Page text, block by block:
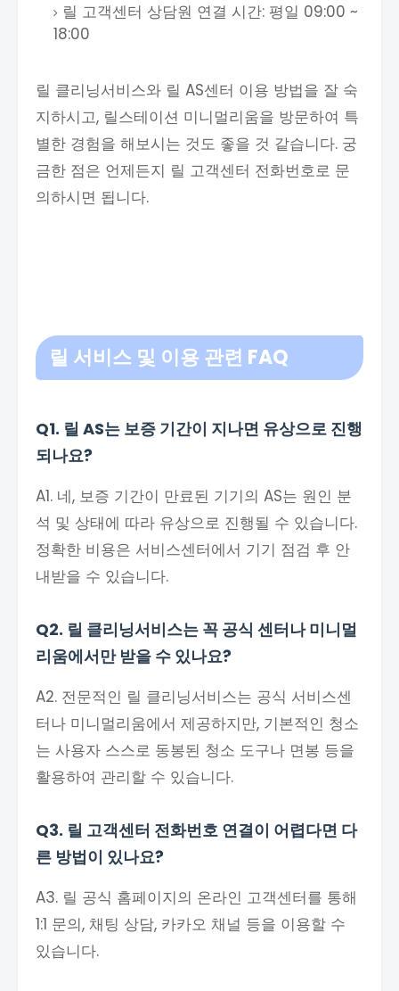
릴 고객센터 상담원 연결 시간: 평일 09:00 ~
18:00
릴 클리닝서비스와 릴 AS센터 이용 방법을 잘 숙
지하시고, 릴스테이션 미니멀리움을 방문하여 특
별한 경험을 해보시는 것도 좋을 것 같습니다. 궁
금한 점은 언제든지 릴 고객센터 전화번호로 문
의하시면 됩니다.
릴 서비스 및 이용 관련 FAQ
Q1. 릴 AS는 보증 기간이 지나면 유상으로 진행
되나요?
A1. 네, 보증 기간이 만료된 기기의 AS는 원인 분
석 및 상태에 따라 유상으로 진행될 수 있습니다.
정확한 비용은 서비스센터에서 기기 점검 후 안
내받을 수 있습니다.
Q2. 릴 클리닝서비스는 꼭 공식 센터나 미니멀
리움에서만 받을 수 있나요?
A2. 전문적인 릴 클리닝서비스는 공식 서비스센
터나 미니멀리움에서 제공하지만, 기본적인 청소
는 사용자 스스로 동봉된 청소 도구나 면봉 등을
활용하여 관리할 수 있습니다.
Q3. 릴 고객센터 전화번호 연결이 어렵다면 다
른 방법이 있나요?
A3. 릴 공식 홈페이지의 온라인 고객센터를 통해
1:1 문의, 채팅 상담, 카카오 채널 등을 이용할 수
있습니다.